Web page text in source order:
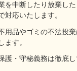
を中断したり放棄し
対応いたします。
用品やゴミの不法投
ます。
護・守秘義務は徹底し